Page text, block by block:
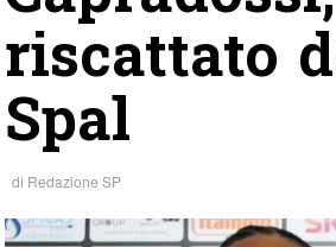
riscattato
Spal
di Redazione SP